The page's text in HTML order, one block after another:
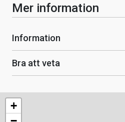
Mer information
Information
Bra att veta
+